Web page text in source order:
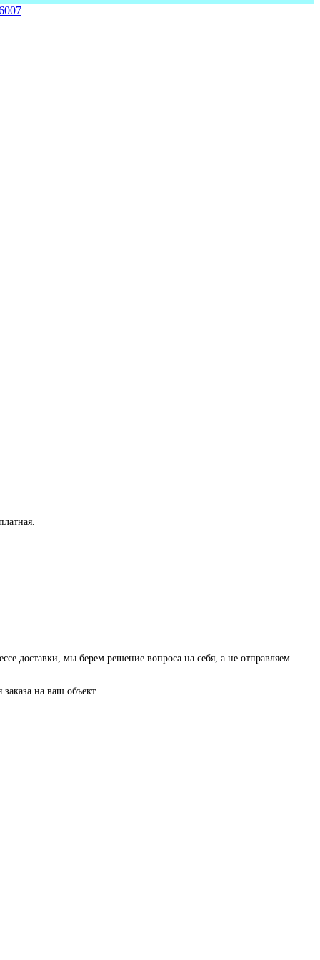
доставки, мы берем решение вопроса на себя, а не отправляем
на ваш объект.